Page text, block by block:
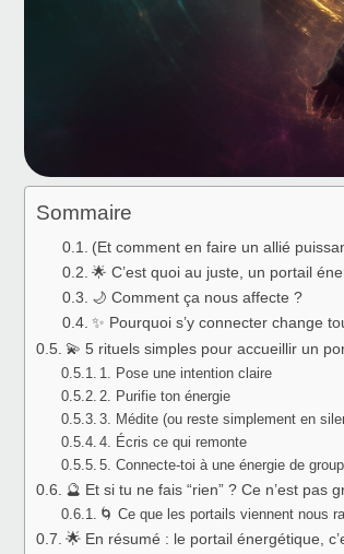
Sommaire
(Et comment en faire un allié
🌟 C’est quoi au juste, un portail
🌙 Comment ça nous affecte ?
✨ Pourquoi s’y connecter change
💫 5 rituels simples pour accueillir un
1. Pose une intention claire
2. Purifie ton énergie
3. Médite (ou reste simplement en
4. Écris ce qui remonte
5. Connecte-toi à une énergie de
🔮 Et si tu ne fais “rien” ? Ce n’est pas
🌀 Ce que les portails viennent nous
🌟 En résumé : le portail énergétique,